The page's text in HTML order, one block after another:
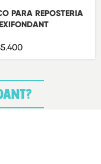
PARA REPOSTERIA
5.400